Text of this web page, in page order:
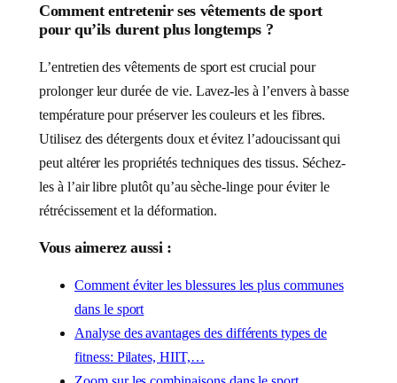
Comment entretenir ses vêtements de sport
pour qu’ils durent plus longtemps ?
L’entretien des vêtements de sport est crucial pour
prolonger leur durée de vie. Lavez-les à l’envers à basse
température pour préserver les couleurs et les fibres.
Utilisez des détergents doux et évitez l’adoucissant qui
peut altérer les propriétés techniques des tissus. Séchez-
les à l’air libre plutôt qu’au sèche-linge pour éviter le
rétrécissement et la déformation.
Vous aimerez aussi :
Comment éviter les blessures les plus communes
dans le sport
Analyse des avantages des différents types de
fitness: Pilates, HIIT,…